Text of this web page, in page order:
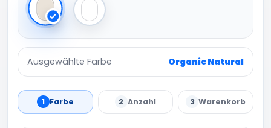
Organic Natural
White
Ausgewählte Farbe Organic Natural
1 Farbe 2 Anzahl 3 Warenkorb